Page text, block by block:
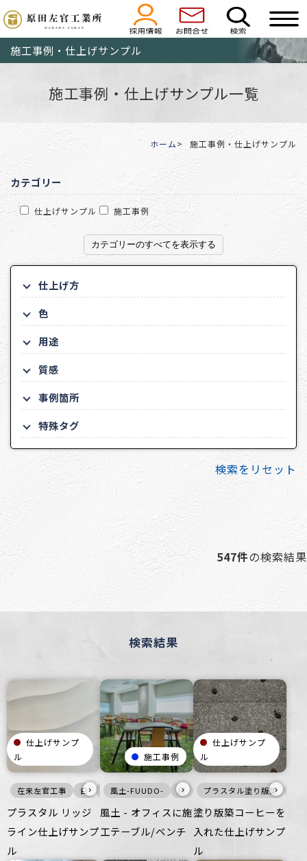
施工事例・仕上げサンプル
施工事例・仕上げサンプル一覧
ホーム 施工事例・仕上げサンプル
カテゴリー
仕上げサンプル 施工事例
カテゴリーのすべてを表示する
仕上げ方
色
用途
質感
事例箇所
特殊タグ
検索をリセット
547件の検索結果
検索結果
仕上げサンプ
ル
在来左官工事 白 壁 ざらざら 宿泊施設 ビル・マンション
›
プラスタル リッジ
ライン仕上げサンプ
ル
施工事例
風土-FUUDO- 灰 家具・什器 オフィス
›
風土 - オフィスに施
工テーブル/ベンチ
仕上げサンプ
ル
プラスタル塗り版築›
塗り版築コーヒーを
入れた仕上げサンプ
ル